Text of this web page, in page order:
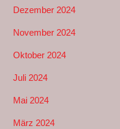
Dezember 2024
November 2024
Oktober 2024
Juli 2024
Mai 2024
März 2024